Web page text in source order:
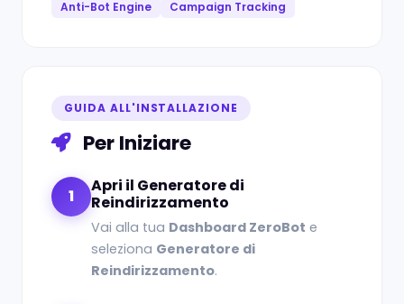
Anti-Bot Engine
Campaign Tracking
GUIDA ALL'INSTALLAZIONE
Per Iniziare
1
Apri il Generatore di
Reindirizzamento
Vai alla tua Dashboard ZeroBot e
seleziona Generatore di
Reindirizzamento.